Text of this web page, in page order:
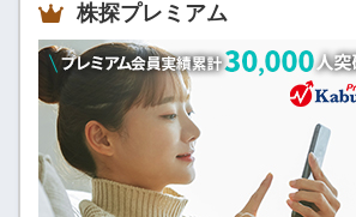
株探プレミアム